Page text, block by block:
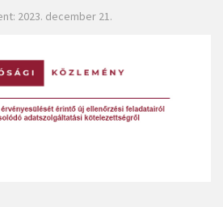
2023. december 21.